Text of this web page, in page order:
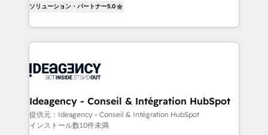
stratégies d'acquisition marketing (SEO, SEA,
inbound, automatisation marketing, ABM, IA,
emailing) Informations clés : - 10 ans d'expérience -
experts conseil - 150 certifications HubSpot
across your entire tech stack. Aptitude 8 is trusted
by top brands such as Lenovo, Bluetooth,
International Sports Sciences Association, SXSW,
Randstad, Uber Freight, and HubSpot itself. We have
partner and expertise across operational strategy,
business-first process building, system integration,
custom development, and extensibility. When you
ソリューション・パートナー5.0
Ideagency - Conseil & Intégration HubSpot
提供元：Ideagency - Conseil & Intégration HubSpot
インストール数10件未満